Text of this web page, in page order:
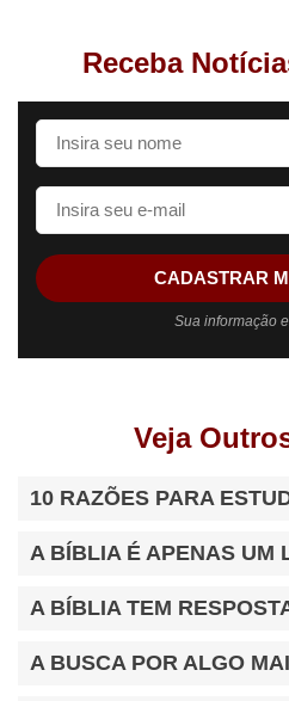
Receba
CADASTRAR
Sua informação
Veja
10 RAZÕES PARA
A BÍBLIA É APENAS UM
A BÍBLIA TEM
A BUSCA POR ALGO